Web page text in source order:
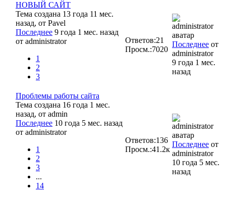
НОВЫЙ САЙТ
Тема создана 13 года 11 мес.
назад, от Pavel
Последнее 9 года 1 мес. назад
от administrator
1
2
3
Ответов:21
Просм.:7020
Последнее от
administrator
9 года 1 мес.
назад
Проблемы работы сайта
Тема создана 16 года 1 мес.
назад, от admin
Последнее 10 года 5 мес. назад
от administrator
1
2
3
...
14
Ответов:136
Просм.:41.2к
Последнее от
administrator
10 года 5 мес.
назад